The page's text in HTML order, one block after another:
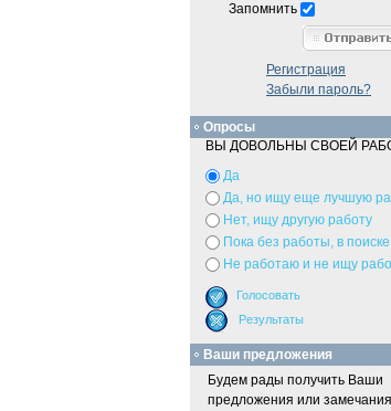
Запомнить
Регистрация
Забыли пароль?
Опросы
ВЫ ДОВОЛЬНЫ СВОЕЙ
Да
Да, но ищу еще лучшую
Нет, ищу другую работу
Пока без работы, в поиске
Не работаю и не ищу
Ваши предложения
Будем рады получить Ваши
предложения или